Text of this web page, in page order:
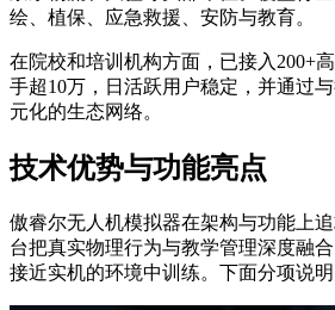
绘、植保、应急救援、安防与教育。
在院校和培训机构方面，已接入200+
手超10万，日活跃用户稳定，并通过
元化的生态网络。
技术优势与功能亮点
傲睿尔无人机模拟器在架构与功能上
台把真实物理行为与教学管理深度融
接近实机的环境中训练。下面分项说明